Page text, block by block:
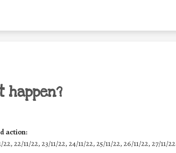
action:
22, 22/11/22, 23/11/22, 24/11/22, 25/11/22, 26/11/22, 27/11/22